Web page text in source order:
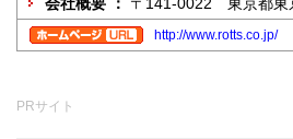
http://www.rotts.co.jp/
PRサイト